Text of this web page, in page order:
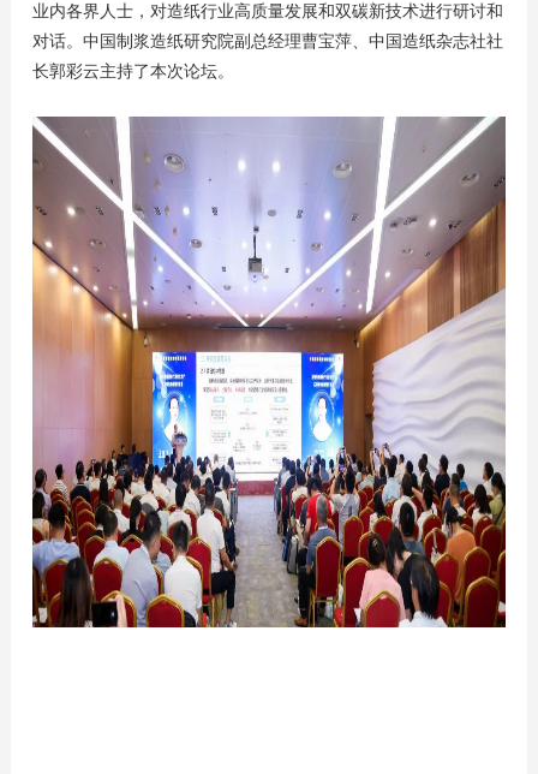
业内各界人士，对造纸行业高质量发展和双碳新技术进行研讨和
对话。中国制浆造纸研究院副总经理曹宝萍、中国造纸杂志社社
长郭彩云主持了本次论坛。